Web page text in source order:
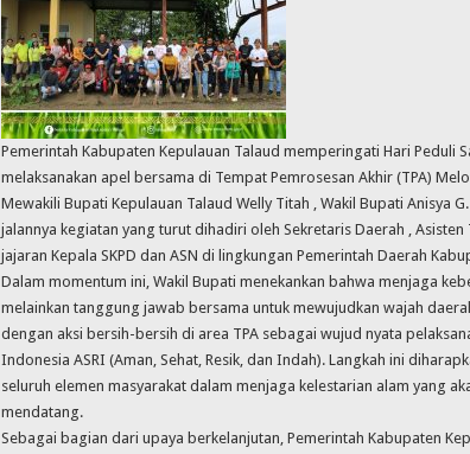
Pemerintah Kabupaten Kepulauan Talaud memperingati Hari Peduli
melaksanakan apel bersama di Tempat Pemrosesan Akhir (TPA)
Mewakili Bupati Kepulauan Talaud Welly Titah , Wakil Bupati Anisya
jalannya kegiatan yang turut dihadiri oleh Sekretaris Daerah , Asisten
jajaran Kepala SKPD dan ASN di lingkungan Pemerintah Daerah
Dalam momentum ini, Wakil Bupati menekankan bahwa menjaga
melainkan tanggung jawab bersama untuk mewujudkan wajah
dengan aksi bersih-bersih di area TPA sebagai wujud nyata
Indonesia ASRI (Aman, Sehat, Resik, dan Indah). Langkah ini
seluruh elemen masyarakat dalam menjaga kelestarian alam yang
mendatang.
Sebagai bagian dari upaya berkelanjutan, Pemerintah Kabupaten